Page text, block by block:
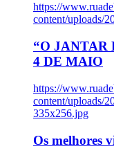
https://
content/uploads/
“O JANTAR
4 DE MAIO
https://
content/uploads/
335x256.jpg
Os melhores